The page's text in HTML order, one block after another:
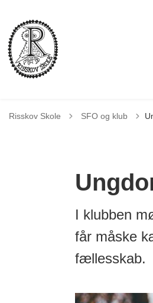
Risskov Skole Tilbage til
SFO og klub
I klubben
får måske
fællesskab.